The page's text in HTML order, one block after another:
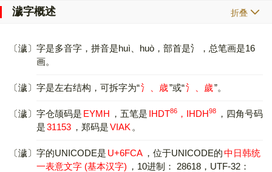
濊字概述 折叠
〔濊〕字是多音字，拼音是huì、huò，部首是氵，总笔画是16
画。
〔濊〕字是左右结构，可拆字为“氵、歳”或“氵、歲”。
〔濊〕字仓颉码是 EYMH ，五笔是 IHDT86 ，IHDH98
，四角号码
是31153 ，郑码是VIAK 。
〔濊〕字的UNICODE是 U+6FCA ，位于UNICODE的中日韩统
一表意文字 (基本汉字) ，10进制： 28618，UTF-32：